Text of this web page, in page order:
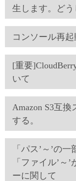
生します。どう
コンソール再
[重要
いて
Amazon S3互
する。
「パス’～’の
「ファイル’～
ーに関して